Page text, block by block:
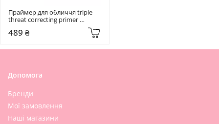
Праймер для обличчя triple
threat correcting primer
489 ₴
Допомога
Бренди
Мої замовлення
Наші магазини